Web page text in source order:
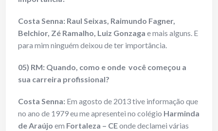
Costa Senna: Raul Seixas, Raimundo Fagner,
Belchior, Zé Ramalho, Luiz Gonzaga e mais alguns. E
para mim ninguém deixou de ter importância.
05) RM: Quando, como e onde você começou a
sua carreira profissional?
Costa Senna: Em agosto de 2013 tive informação que
no ano de 1979 eu me apresentei no colégio Harminda
de Araújo em Fortaleza – CEonde declamei várias